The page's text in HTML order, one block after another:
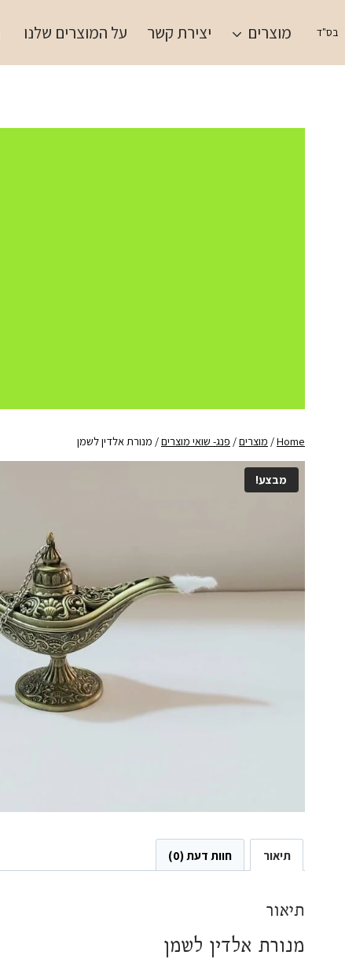
toבס"ד מוצרים יצירת קשר על המוצרים שלנו
Home
/ מוצרים/ פנג- שואי מוצרים/ מנורת אלדין לשמן
מבצע!
תיאור חוות דעת (0)
תיאור
מנורת אלדין לשמן